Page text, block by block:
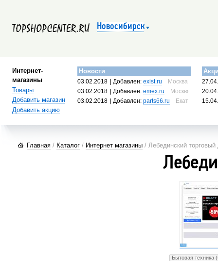
Новосибирск
Интернет-
магазины
Товары
Добавить магазин
Добавить акцию
Новости
03.02.2018 | Добавлен:exist.ru
Москва, Россия
03.02.2018
| Добавлен:emex.ru
Москва, Россия
03.02.2018
| Добавлен:parts66.ru Екатеринбург,
Главная / Каталог / Интернет магазины / Лебединский
Бытовая техника